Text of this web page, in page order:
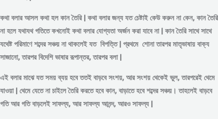
কথা বলার আসল কথা হল কান তৈরি | কথা বলার জন্য যত চেষ্টাই কেউ করুন না কেন, কান তৈরি
না হলে যথাযথ গতিতে কখনোই কথা বলার যোগ্যতা অর্জন করা যাবে না | কান তৈরি সাথে সাথে
যথেষ্ট পরিমাণেশব্দেরসঞ্চয় না থাকলেই যত বিপত্তি | প্রথমে শোনা তারপর মাতৃভাষায় বাক্য
সাজানো, তারপর বিদেশি ভাষার রূপান্তর, তারপর বলা |
এই বলার মাঝে যত সময় ব্যয় হবে ততই বাড়বে সংশয়, আর সংশয় থেকেই ভুল, তারপরেই থেমে
যাওয়া | থেমে যেতে না চাইলে তৈরি করতে হবে কান, বাড়াতে হবে শব্দের সঞ্চয়। তাহলেই বাড়বে
গতি আর গতি বাড়লেই সাফল্য, আর সাফল্য আনন্দ, আরও সাফল্য |